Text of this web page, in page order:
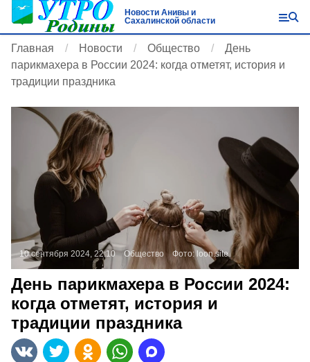
Новости Анивы и
Сахалинской области
Главная Новости Общество
День
парикмахера в России 2024: когда отметят, история и
традиции праздника
10 сентября 2024, 22:10 Общество Фото: loon.site
День парикмахера в России 2024:
когда отметят, история и
традиции праздника